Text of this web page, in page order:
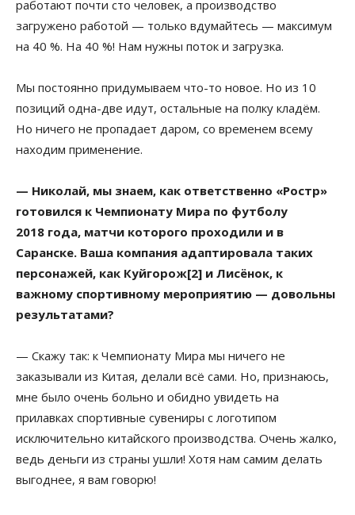
работают почти сто человек, а производство
загружено работой — только вдумайтесь — максимум
на 40 %. На 40 %! Нам нужны поток и загрузка.
Мы постоянно придумываем что-то новое. Но из 10
позиций одна-две идут, остальные на полку кладём.
Но ничего не пропадает даром, со временем всему
находим применение.
— Николай, мы знаем, как ответственно «Ростр»
готовился к Чемпионату Мира по футболу
2018 года, матчи которого проходили и в
Саранске. Ваша компания адаптировала таких
персонажей, как Куйгорож[2] и Лисёнок, к
важному спортивному мероприятию — довольны
результатами?
— Скажу так: к Чемпионату Мира мы ничего не
заказывали из Китая, делали всё сами. Но, признаюсь,
мне было очень больно и обидно увидеть на
прилавках спортивные сувениры с логотипом
исключительно китайского производства. Очень жалко,
ведь деньги из страны ушли! Хотя нам самим делать
выгоднее, я вам говорю!